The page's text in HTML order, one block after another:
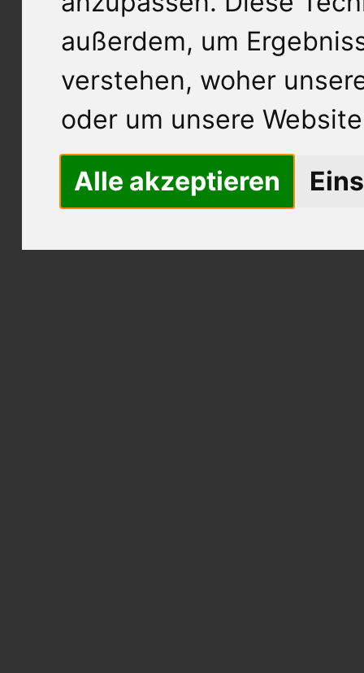
außerdem, um
verstehen, woher
oder um unsere
Alle akzeptieren